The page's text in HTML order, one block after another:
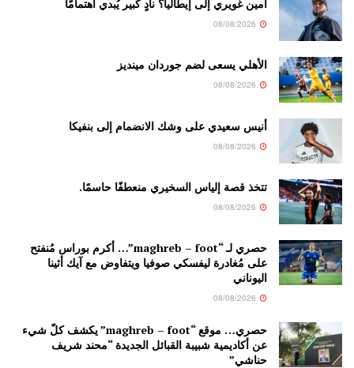
أمين غويري إلى إيطاليا؟ نادٍ كبير يُبدي اهتمامًا
الأهلي يسعى لضم جوردان مينديز
أنيس سعيدي على وشك الانضمام إلى بنفيكا
تتخذ قصة إلياس السخيري منعطفًا حاسمًا.
حصري لـ “maghreb – foot”… أكرم بوراس مُنفتح
على مُغادرة ليفسكي صوفيا ويتفاوض مع آيك أثينا
اليوناني
حصري… موقع “maghreb – foot” يكشف كلّ شيء
عن أكاديمية شبيبة القبائل الجديدة “محند شريف
حناشي”